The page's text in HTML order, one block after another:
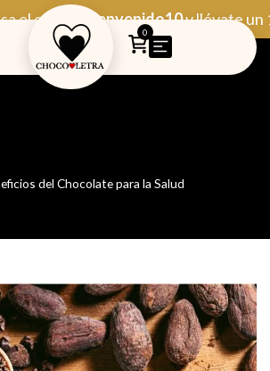
el código Bienvenido10y llévate un
0
del Chocolate para la Salud